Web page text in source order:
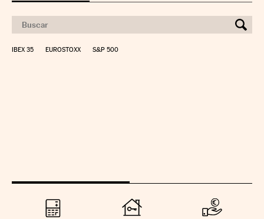
IBEX 35 EUROSTOXX S&P 500